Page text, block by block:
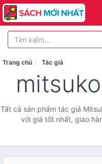
Trang chủ Tác giả
Tất cả sản phẩm tác giả
với giá tốt nhất, giao